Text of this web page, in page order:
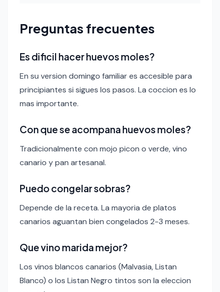
Preguntas frecuentes
Es dificil hacer huevos moles?
En su version domingo familiar es accesible para
principiantes si sigues los pasos. La coccion es lo
mas importante.
Con que se acompana huevos moles?
Tradicionalmente con mojo picon o verde, vino
canario y pan artesanal.
Puedo congelar sobras?
Depende de la receta. La mayoria de platos
canarios aguantan bien congelados 2-3 meses.
Que vino marida mejor?
Los vinos blancos canarios (Malvasia, Listan
Blanco) o los Listan Negro tintos son la eleccion